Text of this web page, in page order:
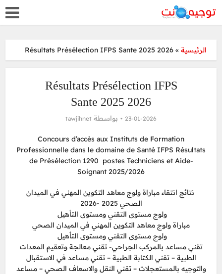
الرئيسية »
Résultats Présélection IFPS Sante 2025 2026
Résultats Présélection IFPS
Sante 2025 2026
23-01-2026 بواسطة tawjihnet
Concours d’accès aux Instituts de Formation
Professionnelle dans le domaine de Santé IFPS Résultats
de Présélection 1290 postes Techniciens et Aide-
Soignant 2025/2026
نتائج انتقاء مباراة ولوج معاهد التكوين المهني في الميدان
الصحي 2025 -2026
ولوج مستوى التقني ومستوى التأهيل
مباراة ولوج معاهد التكوين المهني في الميدان الصحي
ولوج مستوى التقني ومستوى التأهيل
تقني مساعد بالمركب الجراحي- تقني معالجة وتعقيم المعدات
الطبية – تقني الكتابة الطبية – تقني مساعد في الاستقبال
والتوجيه بالمستعجلات – تقني النقل والاسعاف الصحي – مساعد